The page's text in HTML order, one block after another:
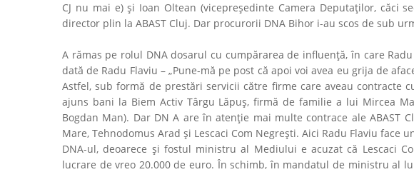
CJ nu mai e) şi Ioan Oltean (vicepreşedinte Camera Deputaţilor, căci
director plin la ABAST Cluj. Dar procurorii DNA Bihor i-au scos de sub
A rămas pe rolul DNA dosarul cu cumpărarea de influenţă, în care
dată de Radu Flaviu – „Pune-mă pe post că apoi voi avea eu grija de
Astfel, sub formă de prestări servicii către firme care aveau contracte
ajuns bani la Biem Activ Târgu Lăpuş, firmă de familie a lui Mircea
Bogdan Man). Dar DN A are în atenţie mai multe contrace ale ABAST
Mare, Tehnodomus Arad şi Lescaci Com Negreşti. Aici Radu Flaviu
DNA-ul, deoarece şi fostul ministru al Mediului e acuzat că Lescaci
lucrare de vreo 20.000 de euro. În schimb, în mandatul de ministru al